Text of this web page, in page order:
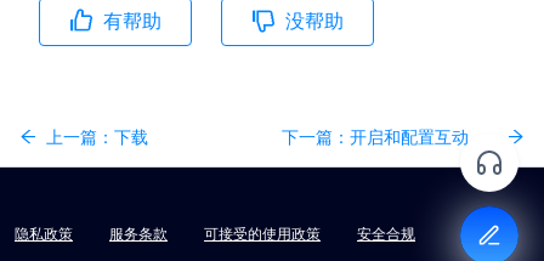
有帮助 没帮助
上一篇： 下载 下一篇：
隐私政策 服务条款 可接受的使用政策 安全合规